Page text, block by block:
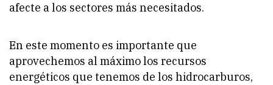
afecte a los sectores más necesitados.
En este momento es importante que
aprovechemos al máximo los recursos
energéticos que tenemos de los hidrocarburos,